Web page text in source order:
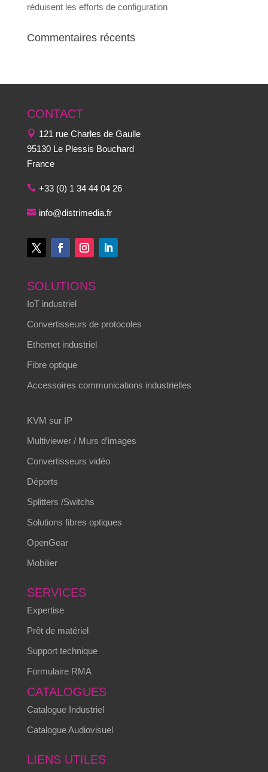
réduisent les efforts de configuration
Commentaires récents
CONTACT
121 rue Charles de Gaulle
95130 Le Plessis Bouchard
France
+33 (0) 1 34 44 04 26
info@distrimedia.fr
SOLUTIONS
IoT industriel
Convertisseurs de protocoles
Ethernet industriel
Fibre optique
Accessoires communications industrielles
KVM sur IP
Multiviewer / Murs d’images
Convertisseurs vidéo
Déports
Splitters /Switchs
Solutions fibres optiques
OpenGear
Mobilier
SERVICES
Expertise
Prêt de matériel
Support technique
Formulaire RMA
CATALOGUES
Catalogue Industriel
Catalogue Audiovisuel
LIENS UTILES